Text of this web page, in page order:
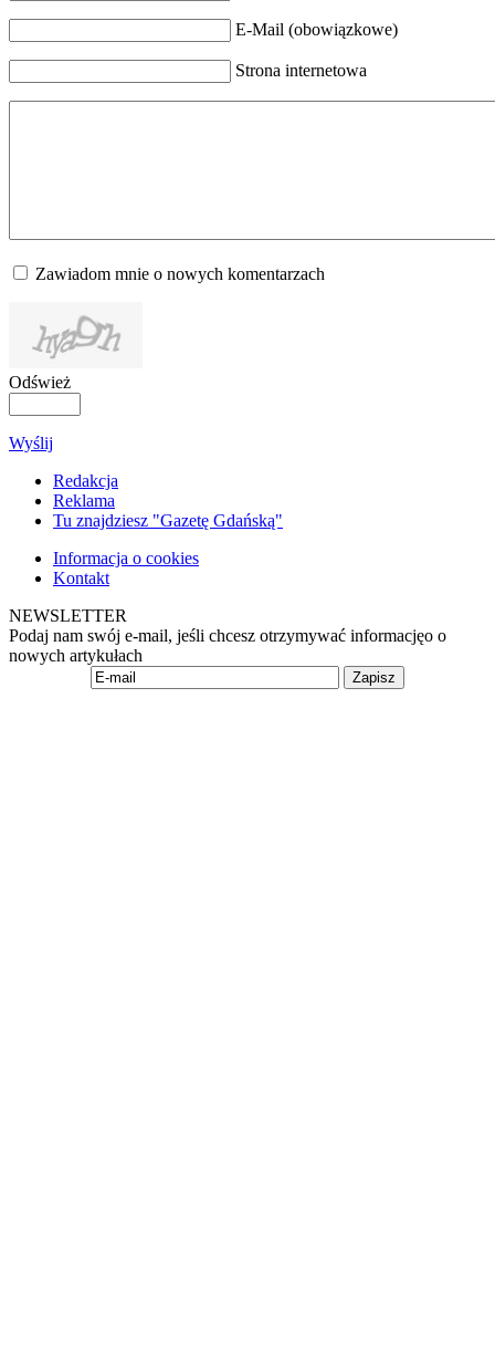
E-Mail (obowiązkowe)
Strona internetowa
Zawiadom mnie o nowych komentarzach
Odśwież
Wyślij
Redakcja
Reklama
Tu znajdziesz "Gazetę Gdańską"
Informacja o cookies
Kontakt
NEWSLETTER
Podaj nam swój e-mail, jeśli chcesz otrzymywać informacjęo o
nowych artykułach
Zapisz